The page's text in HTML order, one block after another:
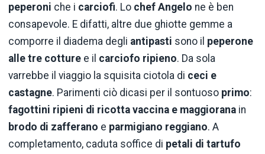
peperoni che i carciofi. Lo chef Angelo ne è ben
consapevole. E difatti, altre due ghiotte gemme a
comporre il diadema degli antipasti sono il peperone
alle tre cotture e il carciofo ripieno. Da sola
varrebbe il viaggio la squisita ciotola di ceci e
castagne. Parimenti ciò dicasi per il sontuoso primo:
fagottini ripieni di ricotta vaccina e maggiorana in
brodo di zafferano e parmigiano reggiano. A
completamento, caduta soffice di petali di tartufo